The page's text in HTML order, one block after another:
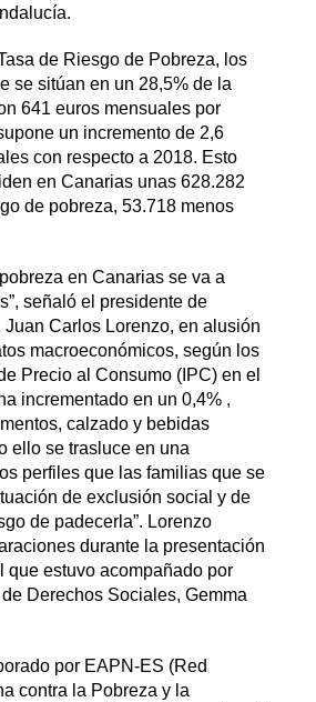
de Riesgo de Pobreza, los
se sitúan en un 28,5% de la
641 euros mensuales por
un incremento de 2,6
con respecto a 2018. Esto
en Canarias unas 628.282
de pobreza, 53.718 menos
en Canarias se va a
señaló el presidente de
Carlos Lorenzo, en alusión
macroeconómicos, según los
Precio al Consumo (IPC) en el
incrementado en un 0,4% ,
calzado y bebidas
ello se trasluce en una
perfiles que las familias que se
de exclusión social y de
de padecerla”. Lorenzo
durante la presentación
que estuvo acompañado por
Derechos Sociales, Gemma
por EAPN-ES (Red
contra la Pobreza y la